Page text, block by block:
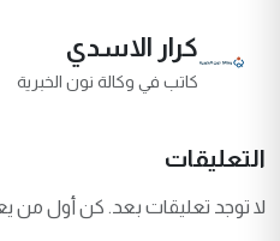
كرار الاسدي
كاتب في وكالة نون الخبرية
التعليقات
لا توجد تعليقات بعد. كن أول من